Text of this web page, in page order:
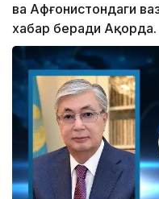
ва Aфғонистондаги
хабар беради Ақорда.